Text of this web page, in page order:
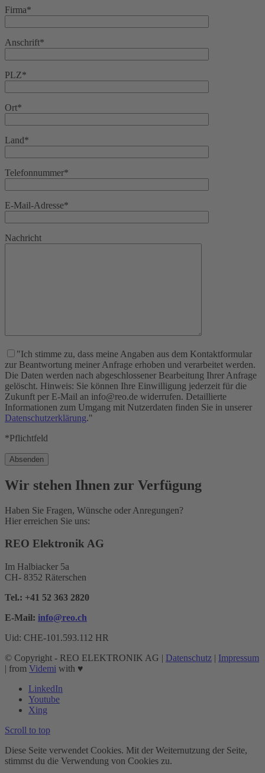
Firma*
Anschrift*
PLZ*
Ort*
Land*
Telefonnummer*
E-Mail-Adresse*
Nachricht
"Ich stimme zu, dass meine Angaben aus dem Kontaktformular
zur Beantwortung meiner Anfrage erhoben und verarbeitet werden.
Die Daten werden nach abgeschlossener Bearbeitung Ihrer Anfrage
gelöscht. Hinweis: Sie können Ihre Einwilligung jederzeit für die
Zukunft per E-Mail an info@reo.de widerrufen. Detaillierte
Informationen zum Umgang mit Nutzerdaten finden Sie in unserer
Datenschutzerklärung."
*Pflichtfeld
Wir stehen Ihnen zur Verfügung
Haben Sie Fragen, Wünsche oder Anregungen?
Hier erreichen Sie uns:
REO Elektronik AG
Im Halbiacker 5a
CH- 8352 Räterschen
Tel.: +41 52 363 2820
E-Mail: info@reo.ch
Uid: CHE-101.593.112 HR
© Copyright - REO ELEKTRONIK AG | Datenschutz | Impressum
| from Videmi with ♥︎
LinkedIn
Youtube
Xing
Scroll to top
Diese Seite verwendet Cookies. Mit der Weiternutzung der Seite,
stimmst du die Verwendung von Cookies zu.